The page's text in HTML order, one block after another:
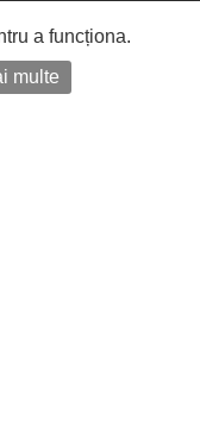
a funcționa.
multe